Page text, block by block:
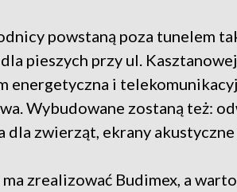
powstaną poza tunelem
pieszych przy ul.
energetyczna i
Wybudowane zostaną też:
dla zwierząt, ekrany
zrealizować Budimex, a